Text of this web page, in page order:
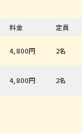
料金
定員
4,800円 2名
4,800円 2名